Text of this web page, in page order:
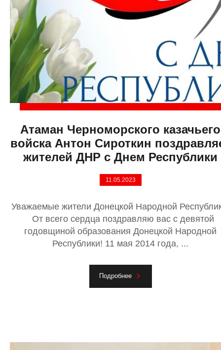
Атаман Черноморского казачьего
войска Антон Сироткин
жителей ДНР с Днем Республики
11.05.2023
Уважаемые жители Донецкой Народной
От всего сердца поздравляю вас с девятой
годовщиной образования Донецкой Народной
Республики! 11 мая 2014 года, ...
Подробнее